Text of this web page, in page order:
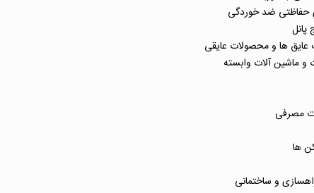
حفاظتی ضد خوردگی
محصولات عایقی
وابسته
قطعات مصرفی
شکن ها
ساختمانی